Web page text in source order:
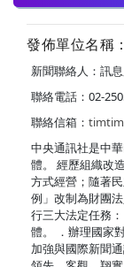
發佈單位名稱
新聞聯絡人：訊
聯絡電話：02-
聯絡信箱：
中央通訊社是中
體。 經歷組織改
方式經營；隨著
例」改制為財團
行三大法定任務
體。 ．辦理國家
加強與國際新聞